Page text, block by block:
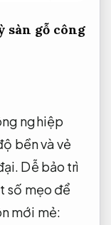
sàn gỗ công
nghiệp
bền và vẻ
Dễ bảo trì
số mẹo để
mới mẻ: